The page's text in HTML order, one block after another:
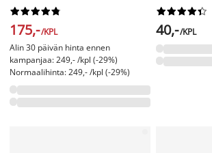






175,-/KPL
Alin 30 päivän hinta ennen
kampanjaa: 249,- /kpl (-29%)
Normaalihinta: 249,- /kpl (-29%)






40,-/KPL